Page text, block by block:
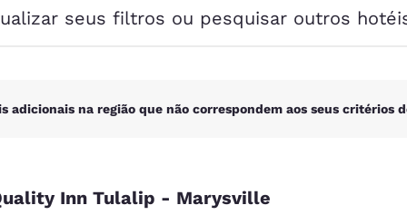
Español English
English Español
Italia
seus filtros ou pesquisar outros
adicionais na região que não correspondem aos seus critérios
Inn Tulalip - Marysville